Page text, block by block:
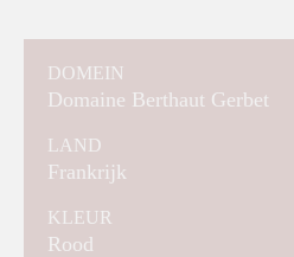
DOMEIN
Domaine Berthaut Gerbet
LAND
Frankrijk
KLEUR
Rood